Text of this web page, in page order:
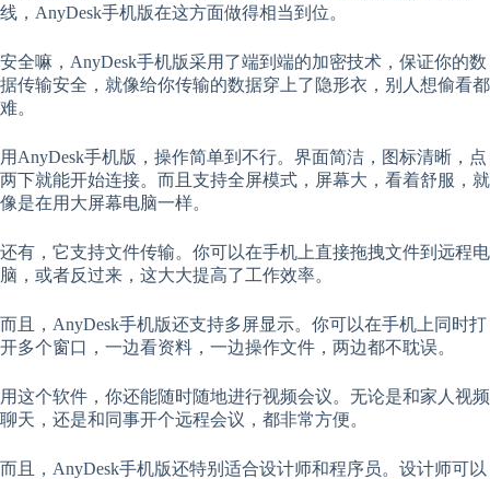
线，AnyDesk手机版在这方面做得相当到位。
安全嘛，AnyDesk手机版采用了端到端的加密技术，保证你的数
据传输安全，就像给你传输的数据穿上了隐形衣，别人想偷看都
难。
用AnyDesk手机版，操作简单到不行。界面简洁，图标清晰，点
两下就能开始连接。而且支持全屏模式，屏幕大，看着舒服，就
像是在用大屏幕电脑一样。
还有，它支持文件传输。你可以在手机上直接拖拽文件到远程电
脑，或者反过来，这大大提高了工作效率。
而且，AnyDesk手机版还支持多屏显示。你可以在手机上同时打
开多个窗口，一边看资料，一边操作文件，两边都不耽误。
用这个软件，你还能随时随地进行视频会议。无论是和家人视频
聊天，还是和同事开个远程会议，都非常方便。
而且，AnyDesk手机版还特别适合设计师和程序员。设计师可以